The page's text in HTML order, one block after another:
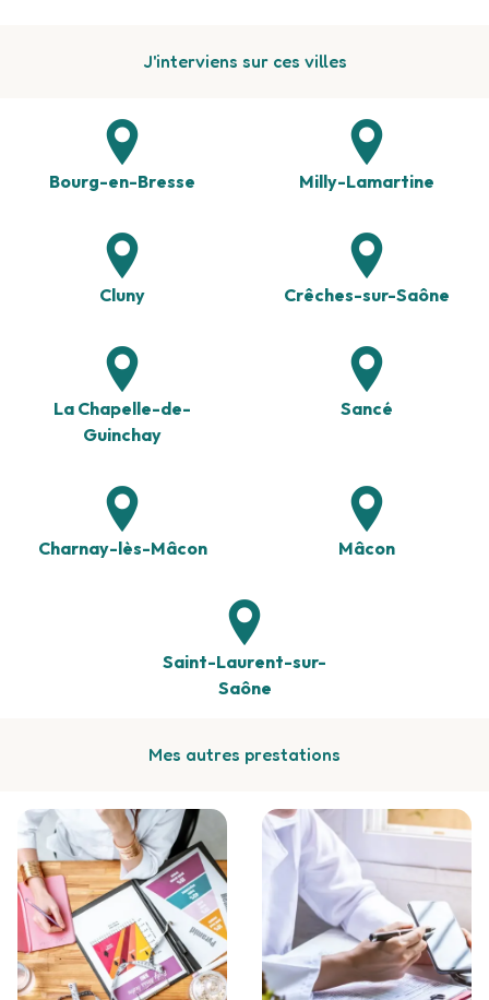
J'interviens sur ces villes
Bourg-en-Bresse Milly-Lamartine
Cluny Crêches-sur-Saône
La Chapelle-de-
Guinchay
Sancé
Charnay-lès-Mâcon Mâcon
Saint-Laurent-sur-
Saône
Mes autres prestations